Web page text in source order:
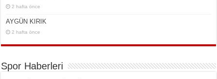
2 hafta önce
AYGÜN KIRIK
2 hafta önce
Spor Haberleri